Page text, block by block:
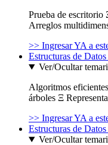
Prueba de
Arreglos
>> Ingresar YA a
Estructuras de
Ver/Ocultar
Algoritmos
árboles Ξ
>> Ingresar YA a
Estructuras de
Ver/Ocultar